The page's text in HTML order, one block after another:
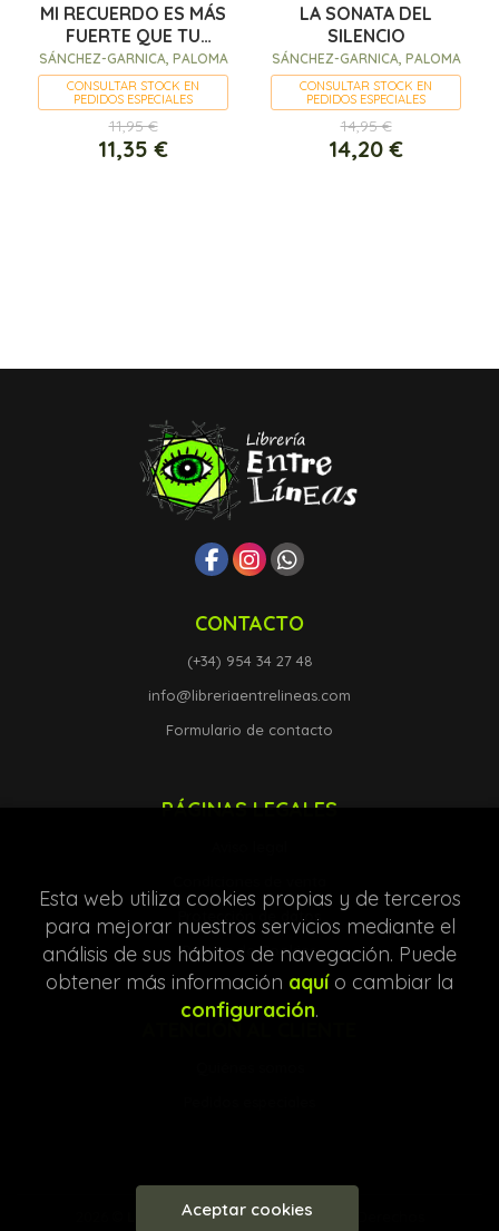
MI RECUERDO ES MÁS
FUERTE QUE TU
OLVIDO
SÁNCHEZ-GARNICA, PALOMA
CONSULTAR STOCK EN
PEDIDOS ESPECIALES
11,95 €
11,35 €
LA SONATA DEL
SILENCIO
SÁNCHEZ-GARNICA, PALOMA
CONSULTAR STOCK EN
PEDIDOS ESPECIALES
14,95 €
14,20 €
CONTACTO
(+34) 954 34 27 48
info@libreriaentrelineas.com
Formulario de contacto
PÁGINAS LEGALES
Protección de datos
Política de Cookies
ATENCIÓN AL CLIENTE
Librería Entre Líneas. Todos los Derechos
Esta web utiliza cookies propias y de terceros
para mejorar nuestros servicios mediante el
análisis de sus hábitos de navegación. Puede
obtener más información aquío cambiar la
configuración.
Aceptar cookies